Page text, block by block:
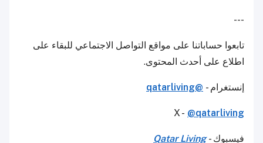
---
تابعوا حساباتنا على مواقع التواصل الاجتماعي للبقاء على
اطلاع على أحدث المحتوى.
إنستغرام - @qatarliving
X - @qatarliving
فيسبوك -Qatar Living